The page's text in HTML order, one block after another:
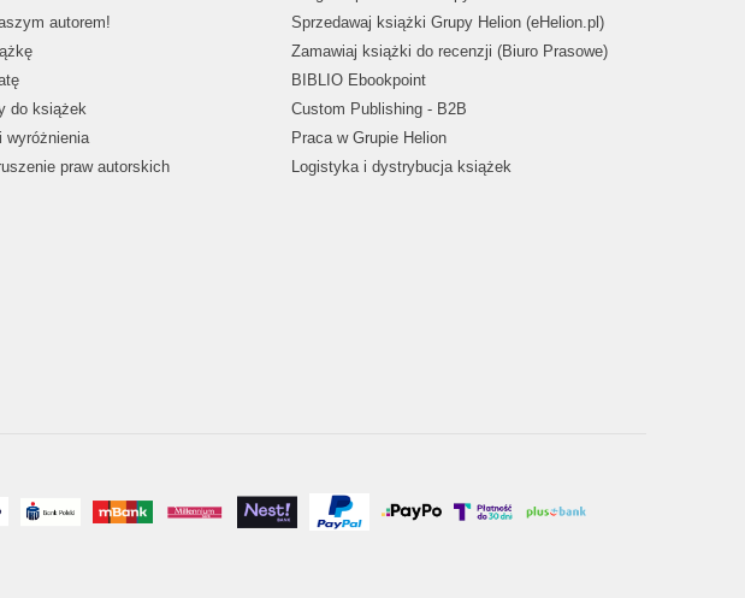
autorem!
do książek
wyróżnienia
praw autorskich
Sprzedawaj książki Grupy Helion (eHelion.pl)
Zamawiaj książki do recenzji (Biuro Prasowe)
BIBLIO Ebookpoint
Custom Publishing - B2B
Praca w Grupie Helion
Logistyka i dystrybucja książek